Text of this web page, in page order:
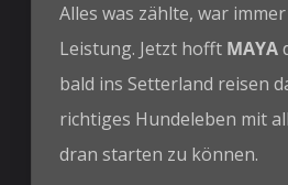
Alles was zählte, war
Leistung. Jetzt hofft MAYA
bald ins Setterland reisen
richtiges Hundeleben mit
dran starten zu können.